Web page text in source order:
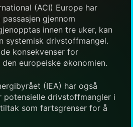
(ACI) Europe har
gjennom
innen tre uker, kan
systemisk drivstoffmangel.
konsekvenser for
europeiske økonomien.
(IEA) har også
drivstoffmangler i
som fartsgrenser for å